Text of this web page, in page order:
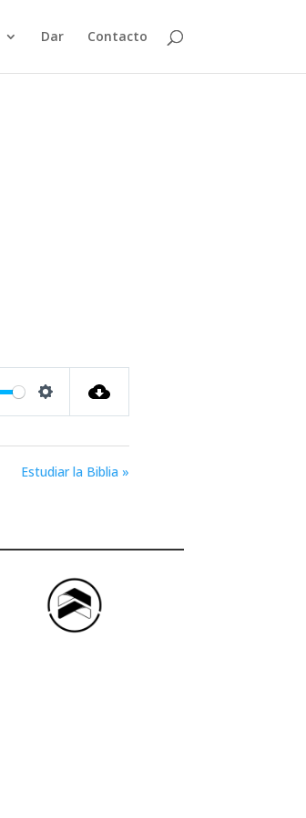
Dar Contacto
Estudiar la Biblia »